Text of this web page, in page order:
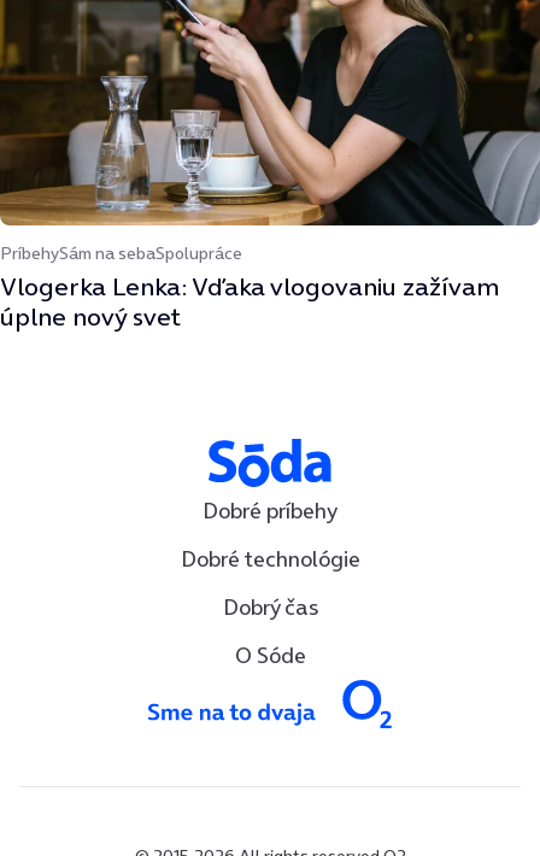
PríbehySám na sebaSpolupráce
Vlogerka Lenka: Vďaka vlogovaniu zažívam
úplne nový svet
Dobré príbehy
Dobré technológie
Dobrý čas
O Sóde